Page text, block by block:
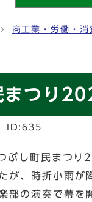
商工業・労働・消
まつり
ID:635
ぶし町民まつり
が、時折小雨が
部の演奏で幕